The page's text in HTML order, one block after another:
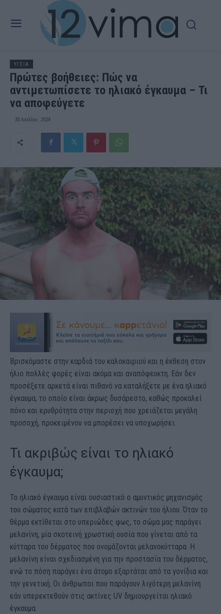
ΥΓΕΙΑ
Πρώτες βοήθειες: Πώς να
αντιμετωπίσετε το ηλιακό έγκαυμα – Τι
να αποφεύγετε
30 Ιουλίου, 2024
Βρισκόμαστε στην καρδιά του καλοκαιριού και η έκθεση στον
ήλιο πολλές φορές είναι ακόμα και αναπόφευκτη. Εάν δεν
προσέξετε αρκετά είναι πιθανό να καταλήξετε με ένα ηλιακό
έγκαυμα, το οποίο είναι άκρως δυσάρεστο, καθώς προκαλεί
πόνο και ερυθρότητα στην περιοχή που χρειάζεται μεγάλη
προσοχή, προκειμένου να μπορέσει να υποχωρήσει.
Τι ακριβώς είναι το ηλιακό
έγκαυμα;
Το ηλιακό έγκαυμα είναι ουσιαστικό ο αμυντικός μηχανισμός
του σώματος κατά των επιβλαβών ακτινών του ήλιου. Όταν το
θέρμα εκτίθεται στο υπεριώδες φως, το σώμα μας παράγει
μελανίνη, μία σκοτεινή χρωστική ουσία που γίνεται από τα
κύτταρα του δέρματος που ονομάζονται μελανοκύτταρα. Η
μελανίνη είναι σχεδιασμένη για την προστασία του δέρματος,
ενώ το πόση παράγει ένα άτομο εξαρτάται από τα γονίδια και
την γενετική. Οι άνθρωποι που παράγουν λιγότερη μελανίνη
εάν υπερεκτεθούν στις ακτίνες UV δημιουργείται ηλιακό
έγκαυμα.